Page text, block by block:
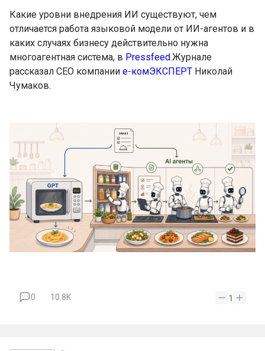
Какие уровни внедрения ИИ существуют, чем
отличается работа языковой модели от ИИ-агентов и в
каких случаях бизнесу действительно нужна
многоагентная система, в Pressfeed.Журнале
рассказал CEO компании е-комЭКСПЕРТ Николай
Чумаков.
0 10.8K 1